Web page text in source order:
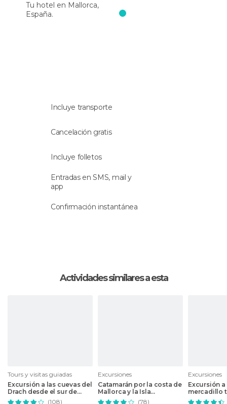
Tu hotel en Mallorca,
España.
Incluye transporte
Cancelación gratis
Incluye folletos
Entradas en SMS, mail y
app
Confirmación instantánea
Actividades similares a esta
Tours y visitas guiadas
Excursión a las cuevas del
Drach desde el sur de
Mallorca
(108)
Excursiones
Catamarán por la costa de
Mallorca y la Isla
Dragonera
(78)
Excursiones
Excursión
mercadillo
Mallorca